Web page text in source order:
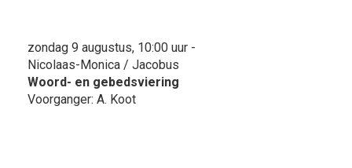
zondag 9 augustus, 10:00 uur -
Nicolaas-Monica / Jacobus
Woord- en gebedsviering
Voorganger: A. Koot